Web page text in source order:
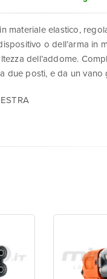
materiale elastico,
o dell’arma in
dell’addome.
due posti, e da un vano